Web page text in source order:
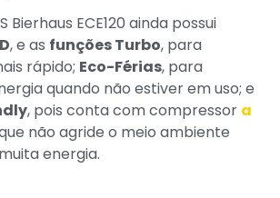
Bierhaus ECE120 ainda possui
, e as funções Turbo, para
rápido; Eco-Férias, para
quando não estiver em uso; e
, pois conta com compressor a
não agride o meio ambiente
energia.